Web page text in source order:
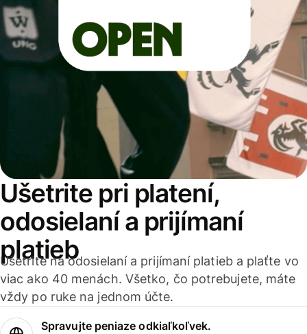
Ušetrite pri platení,
odosielaní a prijímaní
platieb
Ušetrite na odosielaní a prijímaní platieb a plaťte vo
viac ako 40 menách. Všetko, čo potrebujete, máte
vždy po ruke na jednom účte.
Spravujte peniaze odkiaľkoľvek.